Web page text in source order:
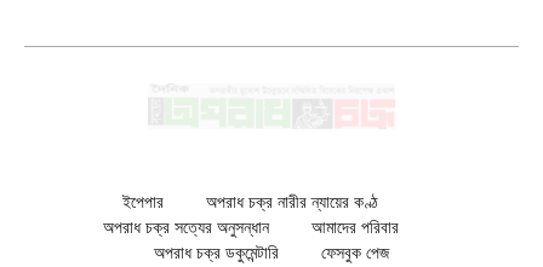
ইপেপার
অপরাধ চক্র নারীর ন্যায়ের কণ্ঠ
অপরাধ চক্র সত্যের অনুসন্ধান
আমাদের পরিবার
অপরাধ চক্র ডকুমেন্টারি
ফেসবুক পেজ